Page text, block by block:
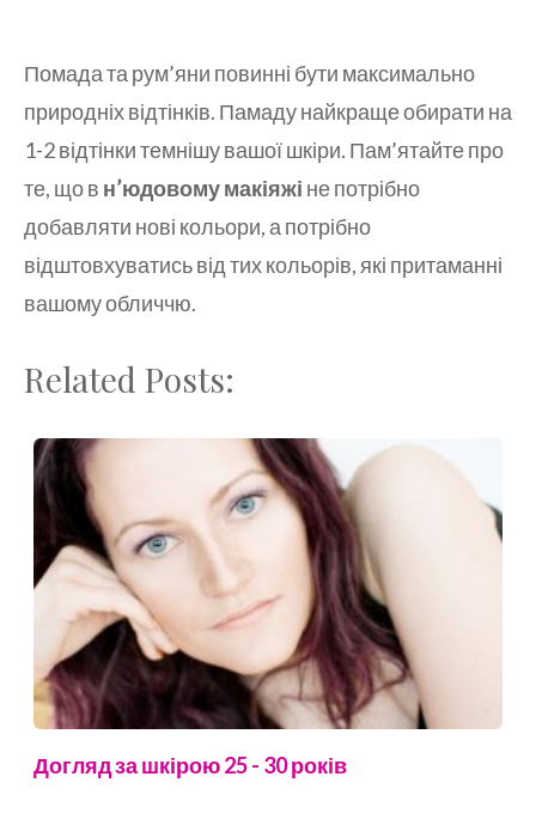
Помада та рум’яни повинні бути максимально
природніх відтінків. Памаду найкраще обирати на
1-2 відтінки темнішу вашої шкіри. Пам’ятайте про
те, що в н’юдовому макіяжі не потрібно
добавляти нові кольори, а потрібно
відштовхуватись від тих кольорів, які притаманні
вашому обличчю.
Related Posts:
Догляд за шкірою 25 - 30 років